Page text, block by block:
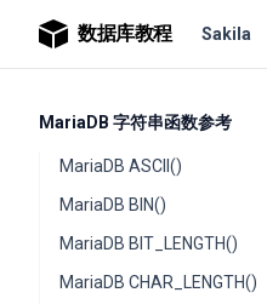
数据库教程 Sakila
MariaDB 字符串函数参考
MariaDB ASCII()
MariaDB BIN()
MariaDB BIT_LENGTH()
MariaDB CHAR_LENGTH()